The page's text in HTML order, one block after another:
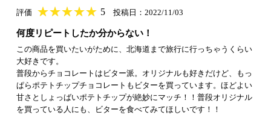
評価 ★★★★★
★★★★★ 5 投稿日：2022/11/03
何度リピートしたか分からない！
この商品を買いたいがために、北海道まで旅行に行っちゃうくらい
大好きです。
普段からチョコレートはビター派。オリジナルも好きだけど、もっ
ぱらポテトチップチョコレートもビターを買っています。ほどよい
甘さとしょっばいポテトチップが絶妙にマッチ！！普段オリジナル
を買っている人にも、ビターを食べてみてほしいです！！